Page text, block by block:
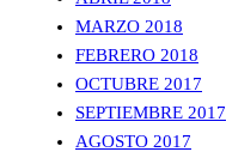
MARZO 2018
FEBRERO 2018
OCTUBRE 2017
SEPTIEMBRE 2017
AGOSTO 2017